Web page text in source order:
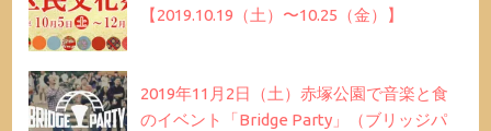
【2019.10.19（土）〜10.25（金）】
2019年11月2日（土）赤塚公園で音楽と食
のイベント「Bridge Party」（ブリッジパ